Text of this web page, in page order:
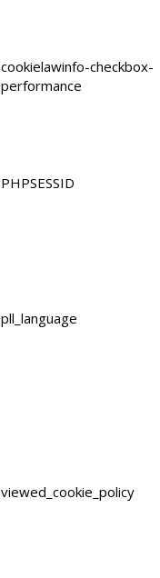
cookielawinfo-checkbox-
performance
PHPSESSID
pll_language
viewed_cookie_policy